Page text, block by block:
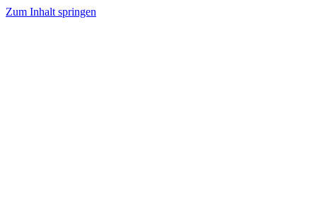
Zum Inhalt springen